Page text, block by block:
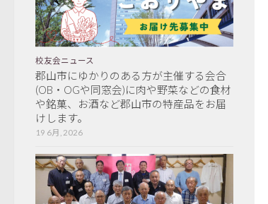
校友会ニュース
郡山市にゆかりのある方が主催する会合
(OB・OGや同窓会)に肉や野菜などの食材
や銘菓、お酒など郡山市の特産品をお届
けします。
19 6月, 2026